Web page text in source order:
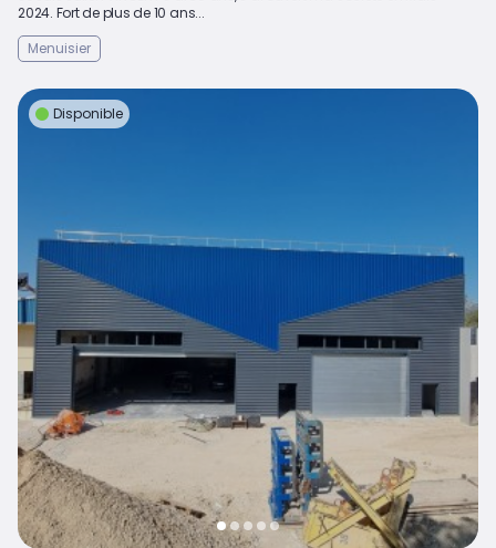
2024. Fort de plus de 10 ans...
Menuisier
Disponible